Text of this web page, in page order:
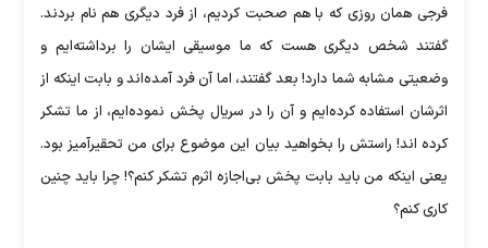
فرجی همان روزی که با هم صحبت کردیم، از فرد دیگری هم نام بردند.
گفتند شخص دیگری هست که ما موسیقی ایشان را برداشته‌ایم و
وضعیتی مشابه شما دارد! بعد گفتند، اما آن فرد آمده‌اند و بابت اینکه از
اثرشان استفاده کرده‌ایم و آن را در سریال پخش نموده‌ایم، از ما تشکر
کرده اند! راستش را بخواهید بیان این موضوع برای من تحقیرآمیز بود.
یعنی اینکه من باید بابت پخش بی‌اجازه اثرم تشکر کنم؟! چرا باید چنین
کاری کنم؟